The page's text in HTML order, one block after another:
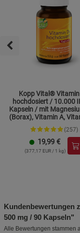
Kopp Vital® Vitamin
hochdosiert / 10.000
Kapseln / mit
(Borax), Vitamin A,
und Zink
(257)
19,99 €
(377,17 EUR / 1 kg)
Kundenbewertungen
500 mg / 90 Kapseln"
Alle Bewertungen stammen